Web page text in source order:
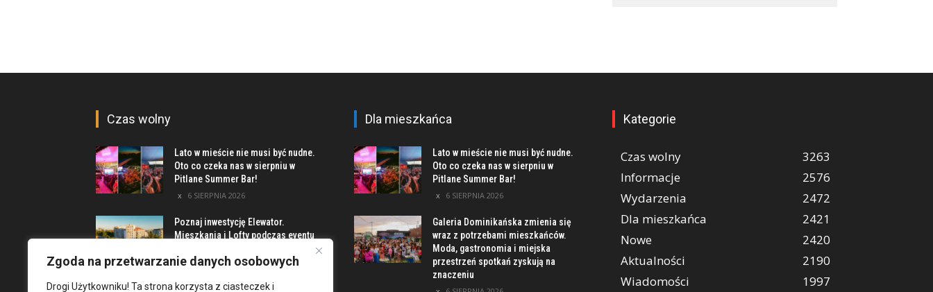
Zgoda na przetwarzanie danych osobowych
Drogi Użytkowniku! Ta strona korzysta z ciasteczek i
Czas wolny
Lato w mieście nie musi być nudne.
Oto co czeka nas w sierpniu w
Pitlane Summer Bar!
6 SIERPNIA 2026
Poznaj inwestycję Elewator.
Mieszkania i Lofty podczas eventu
5 SIERPNIA 2026
Dla mieszkańca
Lato w mieście nie musi być nudne.
Oto co czeka nas w sierpniu w
Pitlane Summer Bar!
6 SIERPNIA 2026
Galeria Dominikańska zmienia się
wraz z potrzebami mieszkańców.
Moda, gastronomia i miejska
przestrzeń spotkań zyskują na
znaczeniu
Kategorie
Czas wolny
3263
Informacje
2576
Wydarzenia
2472
Dla mieszkańca
2421
Nowe
2420
Aktualności
2190
Wiadomości
1997